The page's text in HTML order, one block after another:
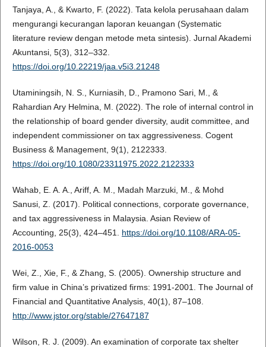
Tanjaya, A., & Kwarto, F. (2022). Tata kelola perusahaan dalam
mengurangi kecurangan laporan keuangan (Systematic
literature review dengan metode meta sintesis). Jurnal Akademi
Akuntansi, 5(3), 312–332.
https://doi.org/10.22219/jaa.v5i3.21248
Utaminingsih, N. S., Kurniasih, D., Pramono Sari, M., &
Rahardian Ary Helmina, M. (2022). The role of internal control in
the relationship of board gender diversity, audit committee, and
independent commissioner on tax aggressiveness. Cogent
Business & Management, 9(1), 2122333.
https://doi.org/10.1080/23311975.2022.2122333
Wahab, E. A. A., Ariff, A. M., Madah Marzuki, M., & Mohd
Sanusi, Z. (2017). Political connections, corporate governance,
and tax aggressiveness in Malaysia. Asian Review of
Accounting, 25(3), 424–451. https://doi.org/10.1108/ARA-05-
2016-0053
Wei, Z., Xie, F., & Zhang, S. (2005). Ownership structure and
firm value in China’s privatized firms: 1991-2001. The Journal of
Financial and Quantitative Analysis, 40(1), 87–108.
http://www.jstor.org/stable/27647187
Wilson, R. J. (2009). An examination of corporate tax shelter